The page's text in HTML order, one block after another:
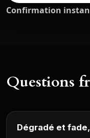
Confirmation
Questions
Dégradé et